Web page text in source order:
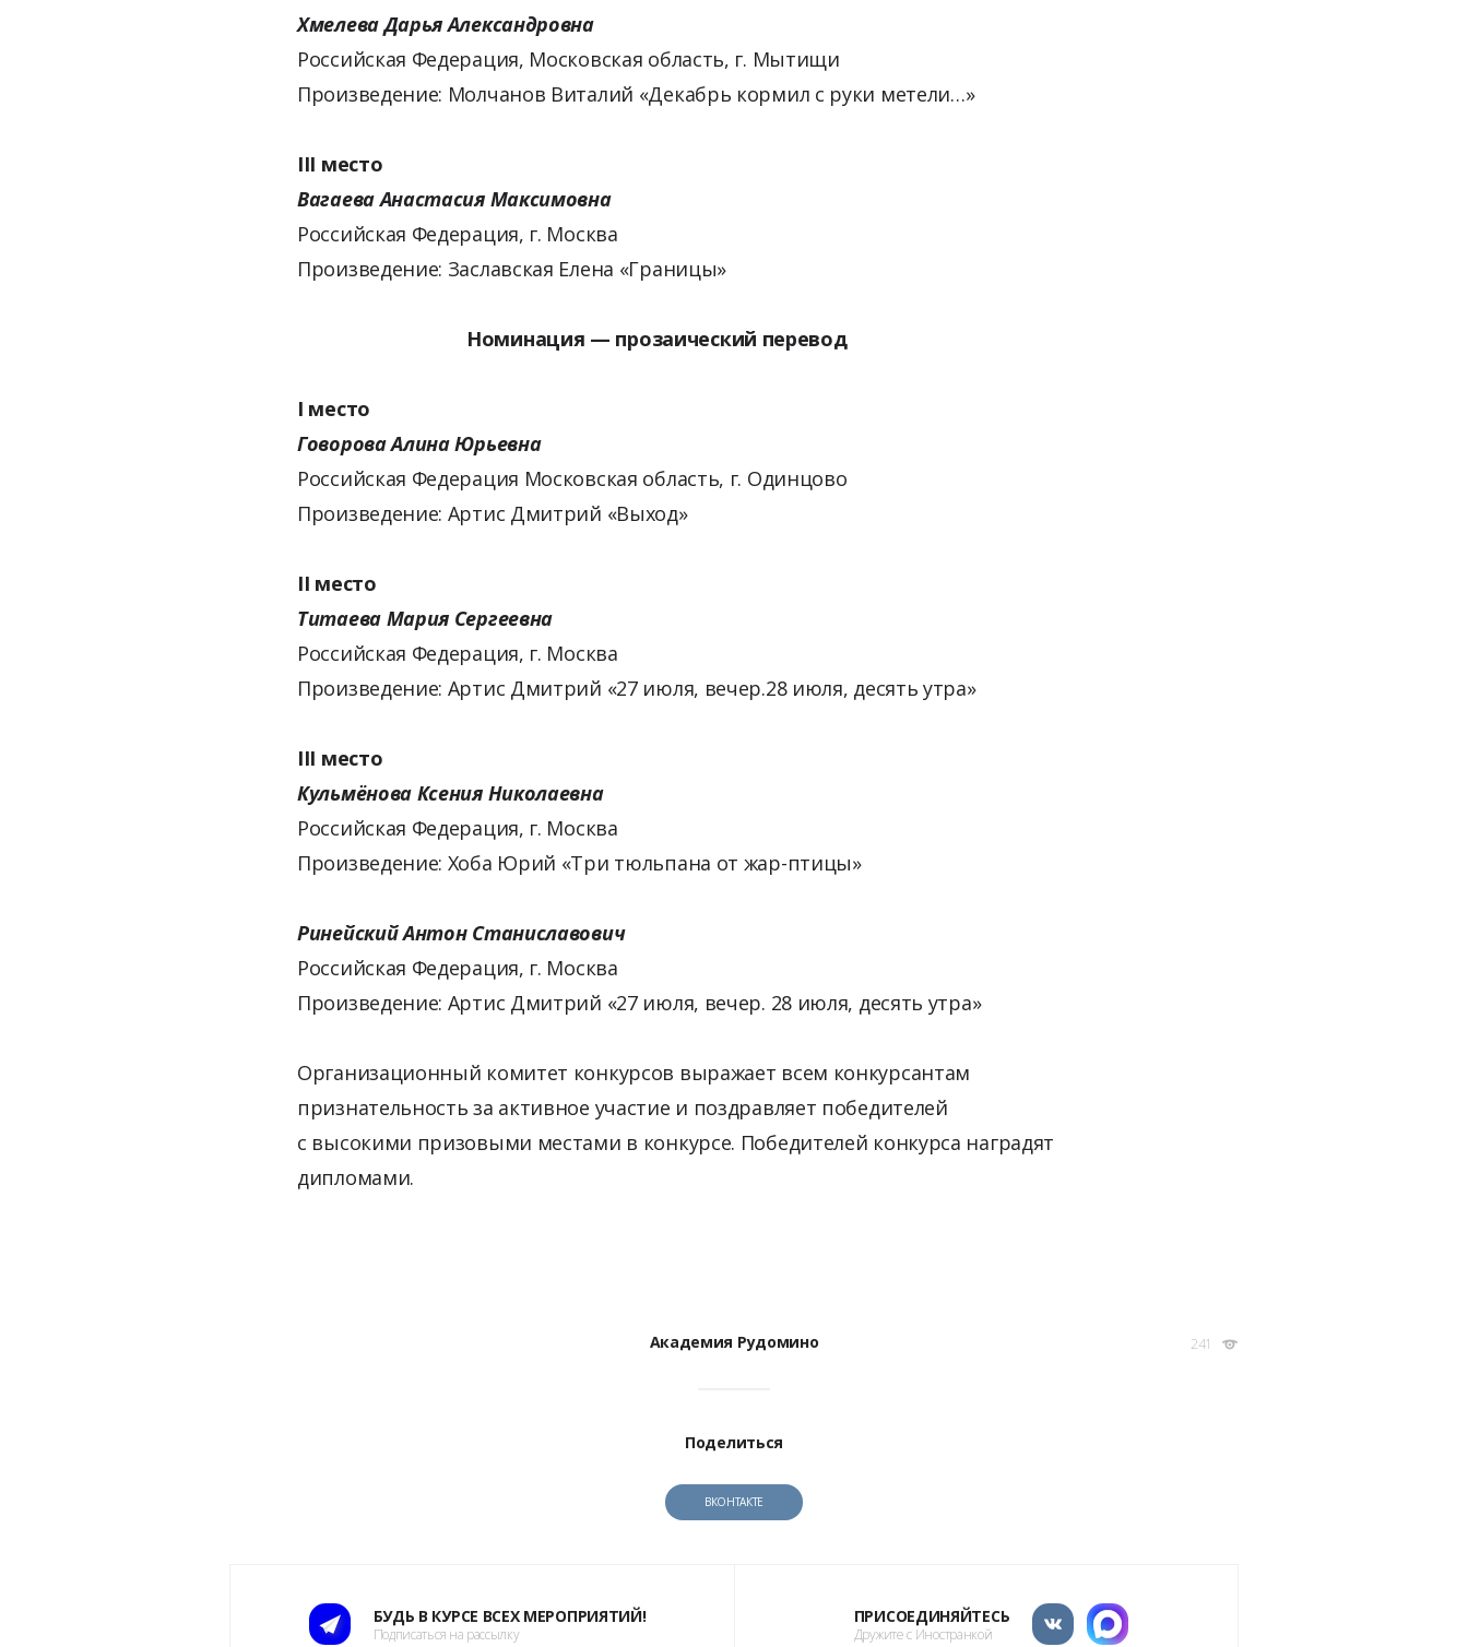
Хмелева Дарья Александровна
Российская Федерация, Московская область, г. Мытищи
Произведение: Молчанов Виталий «Декабрь кормил с руки метели…»
III место
Вагаева Анастасия Максимовна
Российская Федерация, г. Москва
Произведение: Заславская Елена «Границы»
Номинация — прозаический перевод
I место
Говорова Алина Юрьевна
Российская Федерация Московская область, г. Одинцово
Произведение: Артис Дмитрий «Выход»
II место
Титаева Мария Сергеевна
Российская Федерация, г. Москва
Произведение: Артис Дмитрий «27 июля, вечер.28 июля, десять утра»
III место
Кульмёнова Ксения Николаевна
Российская Федерация, г. Москва
Произведение: Хоба Юрий «Три тюльпана от жар-птицы»
Ринейский Антон Станиславович
Российская Федерация, г. Москва
Произведение: Артис Дмитрий «27 июля, вечер. 28 июля, десять утра»
Организационный комитет конкурсов выражает всем конкурсантам
признательность за активное участие и поздравляет победителей
с высокими призовыми местами в конкурсе. Победителей конкурса наградят
дипломами.
241
Академия Рудомино
Поделиться
ВКОНТАКТЕ
БУДЬ В КУРСЕ ВСЕХ МЕРОПРИЯТИЙ!
Подписаться на рассылку
ПРИСОЕДИНЯЙТЕСЬ
Дружите с Иностранкой